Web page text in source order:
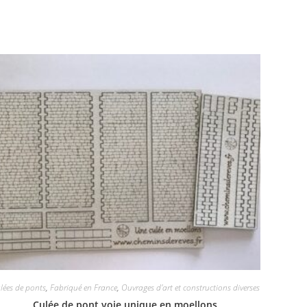
de ponts, Fabriqué en France, Ouvrages d'art et constructions diverses